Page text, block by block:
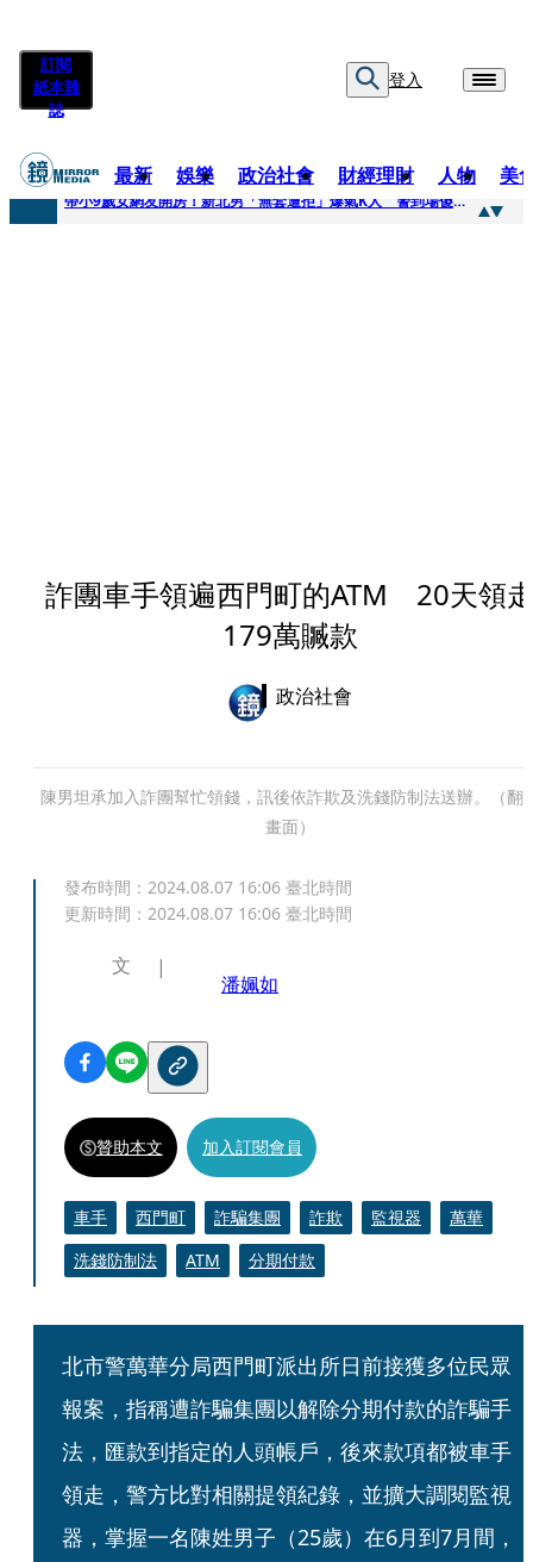
訂閱
紙本雜
誌
登入
最新 娛樂 政治社會 財經理財 人物 美
快訊
帶小9歲女網友開房！新北男「無套遭拒」爆氣K人 警到場傻眼搜到手銬、改造槍
詐團車手領遍西門町的ATM 20天領
179萬贓款
政治社會
陳男坦承加入詐團幫忙領錢，訊後依詐欺及洗錢防制法送辦。（翻
畫面）
發布時間： 2024.08.07 16:06 臺北時間
更新時間： 2024.08.07 16:06 臺北時間
文
潘姵如
贊助本文 加入訂閱會員
車手 西門町 詐騙集團 詐欺 監視器
萬華
洗錢防制法
ATM 分期付款
北市警萬華分局西門町派出所日前接獲多位民眾
報案，指稱遭詐騙集團以解除分期付款的詐騙手
法，匯款到指定的人頭帳戶，後來款項都被車手
領走，警方比對相關提領紀錄，並擴大調閱監視
器，掌握一名陳姓男子（25歲）在6月到7月間，